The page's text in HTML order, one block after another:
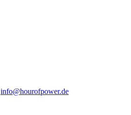
info@hourofpower.de